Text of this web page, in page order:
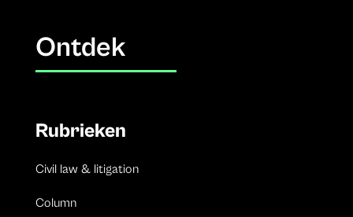
Ontdek
Rubrieken
Civil law & litigation
Column